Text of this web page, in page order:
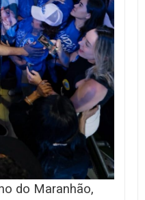
do Maranhão,